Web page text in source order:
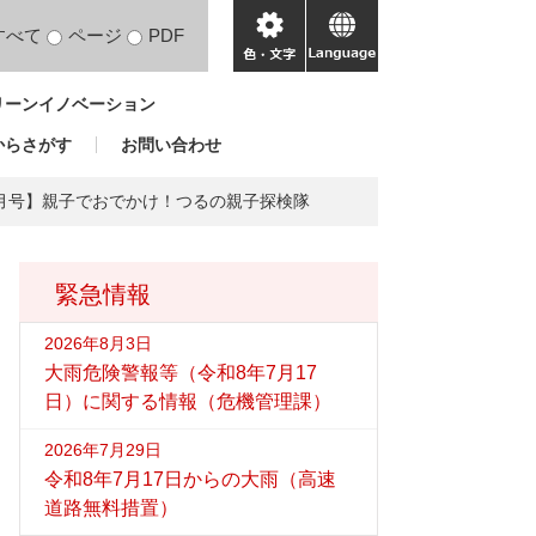
べて ページ PDF
色・
文
language
ンイノベーション
らさがす お問い合わせ
】親子でおでかけ！つるの親子探検隊
緊急情報
2026年8月3日
大雨危険警報等（令和8年7月17
日）に関する情報（危機管理課）
2026年7月29日
令和8年7月17日からの大雨（高速
道路無料措置）